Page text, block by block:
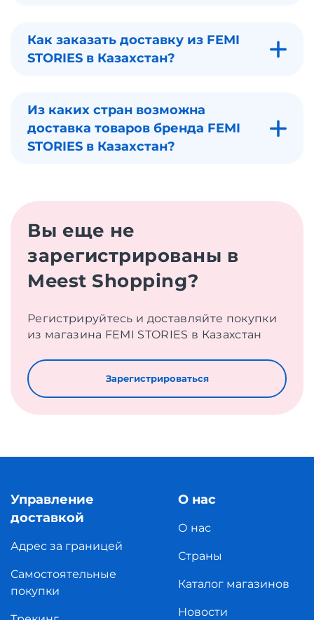
Как заказать доставку из FEMI
STORIES в Казахстан?
Из каких стран возможна
доставка товаров бренда FEMI
STORIES в Казахстан?
Вы еще не
зарегистрированы в
Meest Shopping?
Регистрируйтесь и доставляйте покупки
из магазина FEMI STORIES в Казахстан
Зарегистрироваться
Управление
доставкой
Адрес за границей
Самостоятельные
покупки
О нас
О нас
Страны
Каталог магазинов
Новости